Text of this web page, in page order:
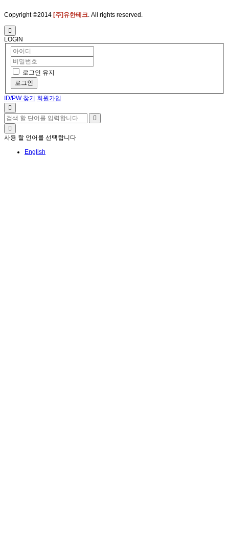
Copyright ©2014 [주]유한테크. All rights reserved.
LOGIN
로그인 유지
로그인
ID/PW 찾기 회원가입
사용 할 언어를 선택합니다
English